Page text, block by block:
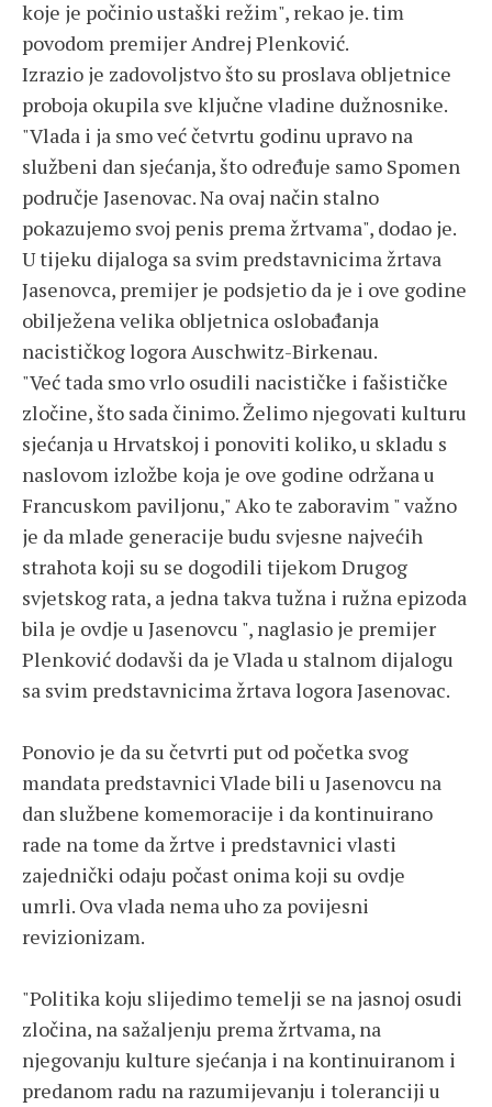
koje je počinio ustaški režim", rekao je. tim
povodom premijer Andrej Plenković.
Izrazio je zadovoljstvo što su proslava obljetnice
proboja okupila sve ključne vladine dužnosnike.
"Vlada i ja smo već četvrtu godinu upravo na
službeni dan sjećanja, što određuje samo Spomen
područje Jasenovac. Na ovaj način stalno
pokazujemo svoj penis prema žrtvama", dodao je.
U tijeku dijaloga sa svim predstavnicima žrtava
Jasenovca, premijer je podsjetio da je i ove godine
obilježena velika obljetnica oslobađanja
nacističkog logora Auschwitz-Birkenau.
"Već tada smo vrlo osudili nacističke i fašističke
zločine, što sada činimo. Želimo njegovati kulturu
sjećanja u Hrvatskoj i ponoviti koliko, u skladu s
naslovom izložbe koja je ove godine održana u
Francuskom paviljonu," Ako te zaboravim " važno
je da mlade generacije budu svjesne najvećih
strahota koji su se dogodili tijekom Drugog
svjetskog rata, a jedna takva tužna i ružna epizoda
bila je ovdje u Jasenovcu ", naglasio je premijer
Plenković dodavši da je Vlada u stalnom dijalogu
sa svim predstavnicima žrtava logora Jasenovac.
Ponovio je da su četvrti put od početka svog
mandata predstavnici Vlade bili u Jasenovcu na
dan službene komemoracije i da kontinuirano
rade na tome da žrtve i predstavnici vlasti
zajednički odaju počast onima koji su ovdje
umrli. Ova vlada nema uho za povijesni
revizionizam.
"Politika koju slijedimo temelji se na jasnoj osudi
zločina, na sažaljenju prema žrtvama, na
njegovanju kulture sjećanja i na kontinuiranom i
predanom radu na razumijevanju i toleranciji u